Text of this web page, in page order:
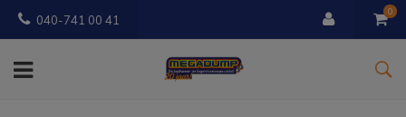
040-741 00 41
0